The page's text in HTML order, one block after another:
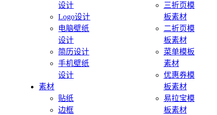
设计
Logo设计
电脑壁纸
设计
简历设计
手机壁纸
设计
素材
贴纸
边框
三折页模
板素材
二折页模
板素材
菜单模板
素材
优惠券模
板素材
易拉宝模
板素材